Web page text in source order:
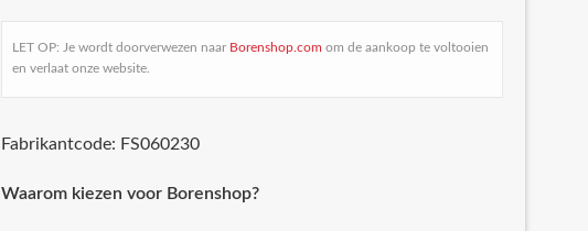
LET OP: Je wordt doorverwezen naar Borenshop.com om de aankoop te voltooien
en verlaat onze website.
Fabrikantcode: FS060230
Waarom kiezen voor Borenshop?